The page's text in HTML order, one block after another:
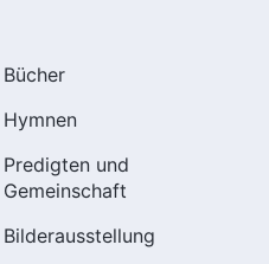
Bücher
Hymnen
Predigten und
Gemeinschaft
Bilderausstellung